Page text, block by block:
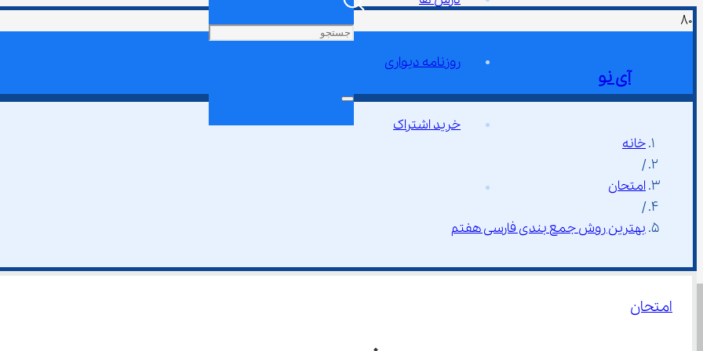
آی نو
روزنامه دیواری
خرید اشتراک
خانه
/
امتحان
/
بهترین روش جمع‌ بندی فارسی هفتم
امتحان